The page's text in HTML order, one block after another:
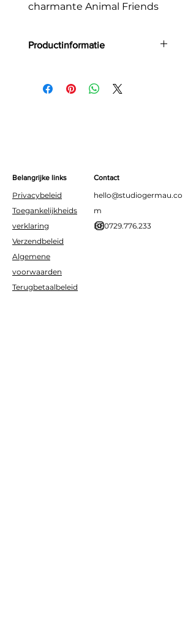
charmante Animal Friends
lieve dierenvriendjes – zoals
in hun mooiste feestoutfits.
Productinformatie
Materiaal: Papier/Karton
Belangrijke links
Privacybeleid
Toegankelijkheids
verklaring
Verzendbeleid
Algemene
voorwaarden
Terugbetaalbeleid
Contact
hello@studiogermau.co
m
BE0729.776.233